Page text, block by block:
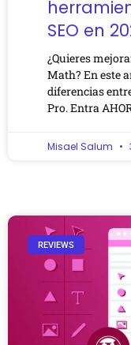
SEO en
¿Quieres
Math? En este
diferencias
Pro. Entra
Misael Salum
REVIEWS